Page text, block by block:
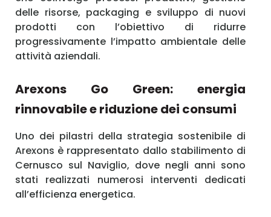
delle risorse, packaging e sviluppo di nuovi
prodotti con l’obiettivo di ridurre
progressivamente l’impatto ambientale delle
attività aziendali.
Arexons Go Green: energia
rinnovabile e riduzione dei consumi
Uno dei pilastri della strategia sostenibile di
Arexons è rappresentato dallo stabilimento di
Cernusco sul Naviglio, dove negli anni sono
stati realizzati numerosi interventi dedicati
all’efficienza energetica.